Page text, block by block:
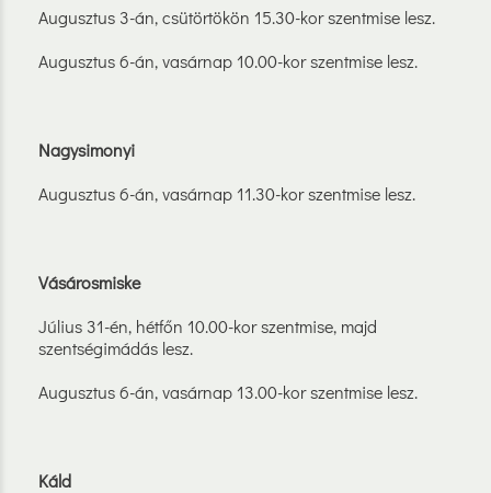
Augusztus 3-án, csütörtökön 15.30-kor szentmise lesz.
Augusztus 6-án, vasárnap 10.00-kor szentmise lesz.
Nagysimonyi
Augusztus 6-án, vasárnap 11.30-kor szentmise lesz.
Vásárosmiske
Július 31-én, hétfőn 10.00-kor szentmise, majd
szentségimádás lesz.
Augusztus 6-án, vasárnap 13.00-kor szentmise lesz.
Káld